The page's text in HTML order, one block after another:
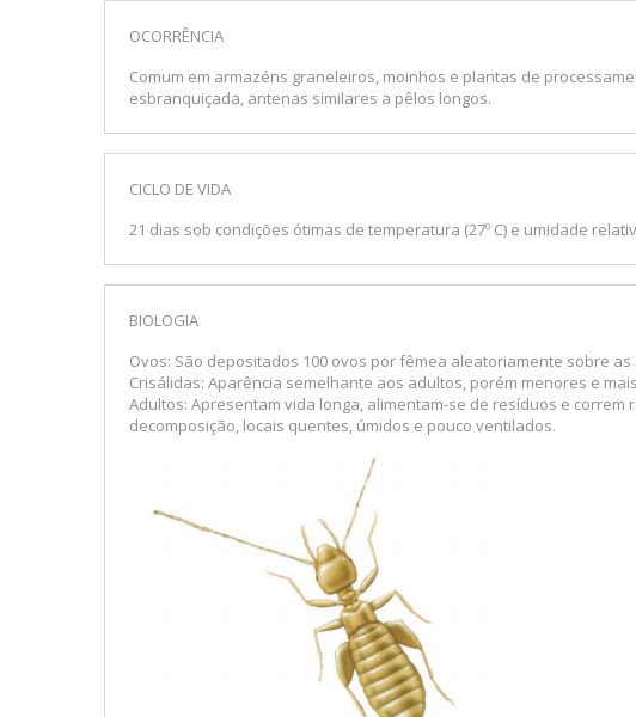
OCORRÊNCIA
Comum em armazéns graneleiros, moinhos e plantas de
esbranquiçada, antenas similares a pêlos longos.
CICLO DE VIDA
21 dias sob condições ótimas de temperatura (27º C) e umidade
BIOLOGIA
Ovos: São depositados 100 ovos por fêmea aleatoriamente sobre
Crisálidas: Aparência semelhante aos adultos, porém menores e
Adultos: Apresentam vida longa, alimentam-se de resíduos e
decomposição, locais quentes, úmidos e pouco ventilados.